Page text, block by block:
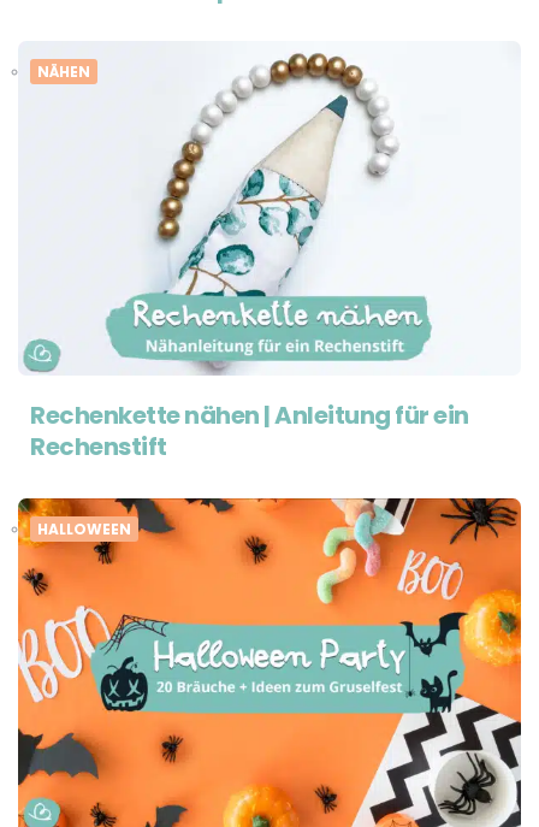
NÄHEN
Rechenkette nähen | Anleitung für ein
Rechenstift
HALLOWEEN